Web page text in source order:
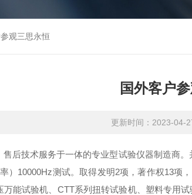
观三思永恒
国外客户
更新时间：2023-
后技术服务于一体的专业型试验仪器制造商
）10000Hz测试。取得发明2项，著作权13
能试验机、CTT系列扭转试验机、塑料专用